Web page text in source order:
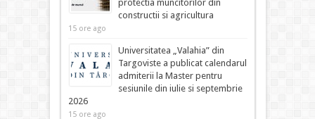
protectia muncitorilor din
constructii si agricultura
15 ore ago
Universitatea „Valahia” din
Targoviste a publicat calendarul
admiterii la Master pentru
sesiunile din iulie si septembrie
2026
15 ore ago